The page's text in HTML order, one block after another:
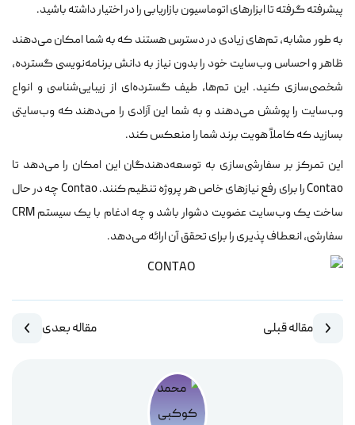
پیشرفته گرفته تا ابزارهای اتوماسیون بازاریابی را در اختیار داشته باشید.
به طور مشابه، تم‌های زیادی در دسترس هستند که به شما امکان می‌دهند
ظاهر و احساس وب‌سایت خود را بدون نیاز به دانش برنامه‌نویسی گسترده،
شخصی‌سازی کنید. این تم‌ها، طیف گسترده‌ای از زیبایی‌شناسی و انواع
وب‌سایت را پوشش می‌دهند و به شما این آزادی را می‌دهند که وب‌سایتی
بسازید که کاملاً هویت برند شما را منعکس کند.
این تمرکز بر سفارشی‌سازی به توسعه‌دهندگان این امکان را می‌دهد تا
Contao را برای رفع نیازهای خاص هر پروژه تنظیم کنند. Contao چه در حال
ساخت یک وب‌سایت عضویت دشوار باشد و چه ادغام با یک سیستم CRM
سفارشی، انعطاف پذیری را برای تحقق آن ارائه می‌دهد.
مقاله قبلی مقاله بعدی